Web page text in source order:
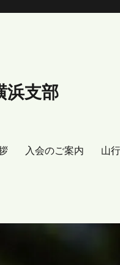
浜支部
入会のご案内 山